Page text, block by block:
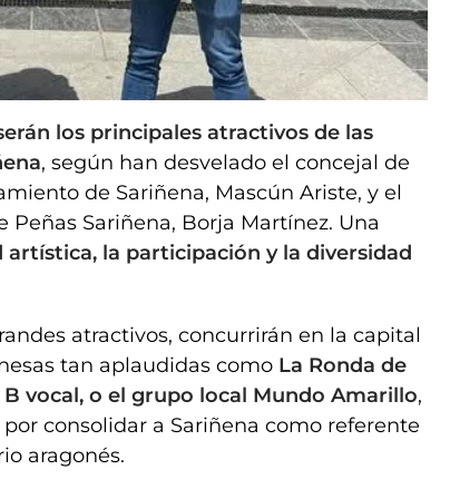
de la Agrupación de Peñas de Sariñena
los principales atractivos de las
, según han desvelado el concejal de
de Sariñena, Mascún Ariste, y el
Sariñena, Borja Martínez. Una
la participación y la diversidad
atractivos, concurrirán en la capital
tan aplaudidas como La Ronda de
vocal, o el grupo local Mundo Amarillo,
consolidar a Sariñena como referente
aragonés.